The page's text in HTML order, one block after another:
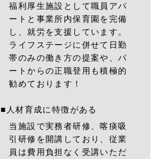
福利厚生施設として職員アパ
ートと事業所内保育園を完備
し、就労を支援しています。
ライフステージに併せて日勤
帯のみの働き方の提案や、パ
ートからの正職登用も積極的
勧めております！
■人材育成に特徴がある
当施設で実務者研修、喀痰吸
引研修を開講しており、従業
員は費用負担なく受講いただ